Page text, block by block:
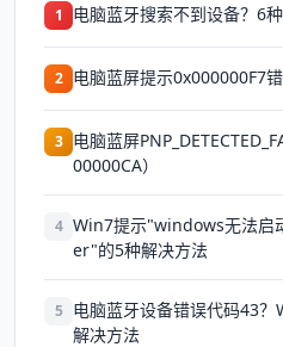
1 电脑蓝牙搜索不到设备？6
2 电脑蓝屏提示0x000000F7
3 电脑蓝屏
00000CA）
4 Win7提示"windows无法启
er"的5种解决方法
5 电脑蓝牙设备错误代码43
解决方法